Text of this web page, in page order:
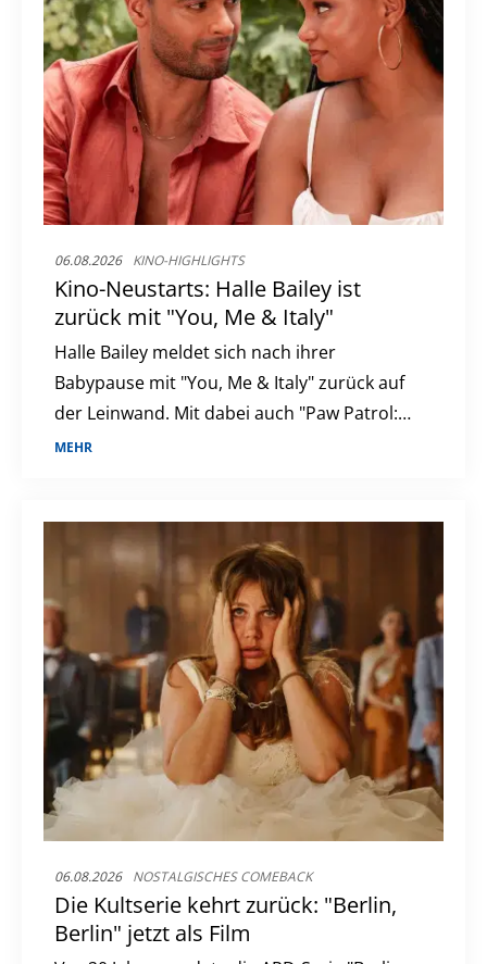
06.08.2026 KINO-HIGHLIGHTS
Kino-Neustarts: Halle Bailey ist
zurück mit "You, Me & Italy"
Halle Bailey meldet sich nach ihrer
Babypause mit "You, Me & Italy" zurück auf
der Leinwand. Mit dabei auch "Paw Patrol:
Der Dino Film" und "Nightborn". Ein
MEHR
06.08.2026 NOSTALGISCHES COMEBACK
Die Kultserie kehrt zurück: "Berlin,
Berlin" jetzt als Film